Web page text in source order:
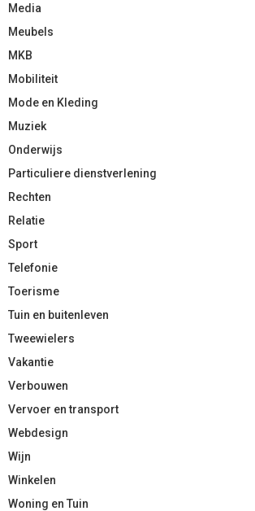
Media
Meubels
MKB
Mobiliteit
Mode en Kleding
Muziek
Onderwijs
Particuliere dienstverlening
Rechten
Relatie
Sport
Telefonie
Toerisme
Tuin en buitenleven
Tweewielers
Vakantie
Verbouwen
Vervoer en transport
Webdesign
Wijn
Winkelen
Woning en Tuin